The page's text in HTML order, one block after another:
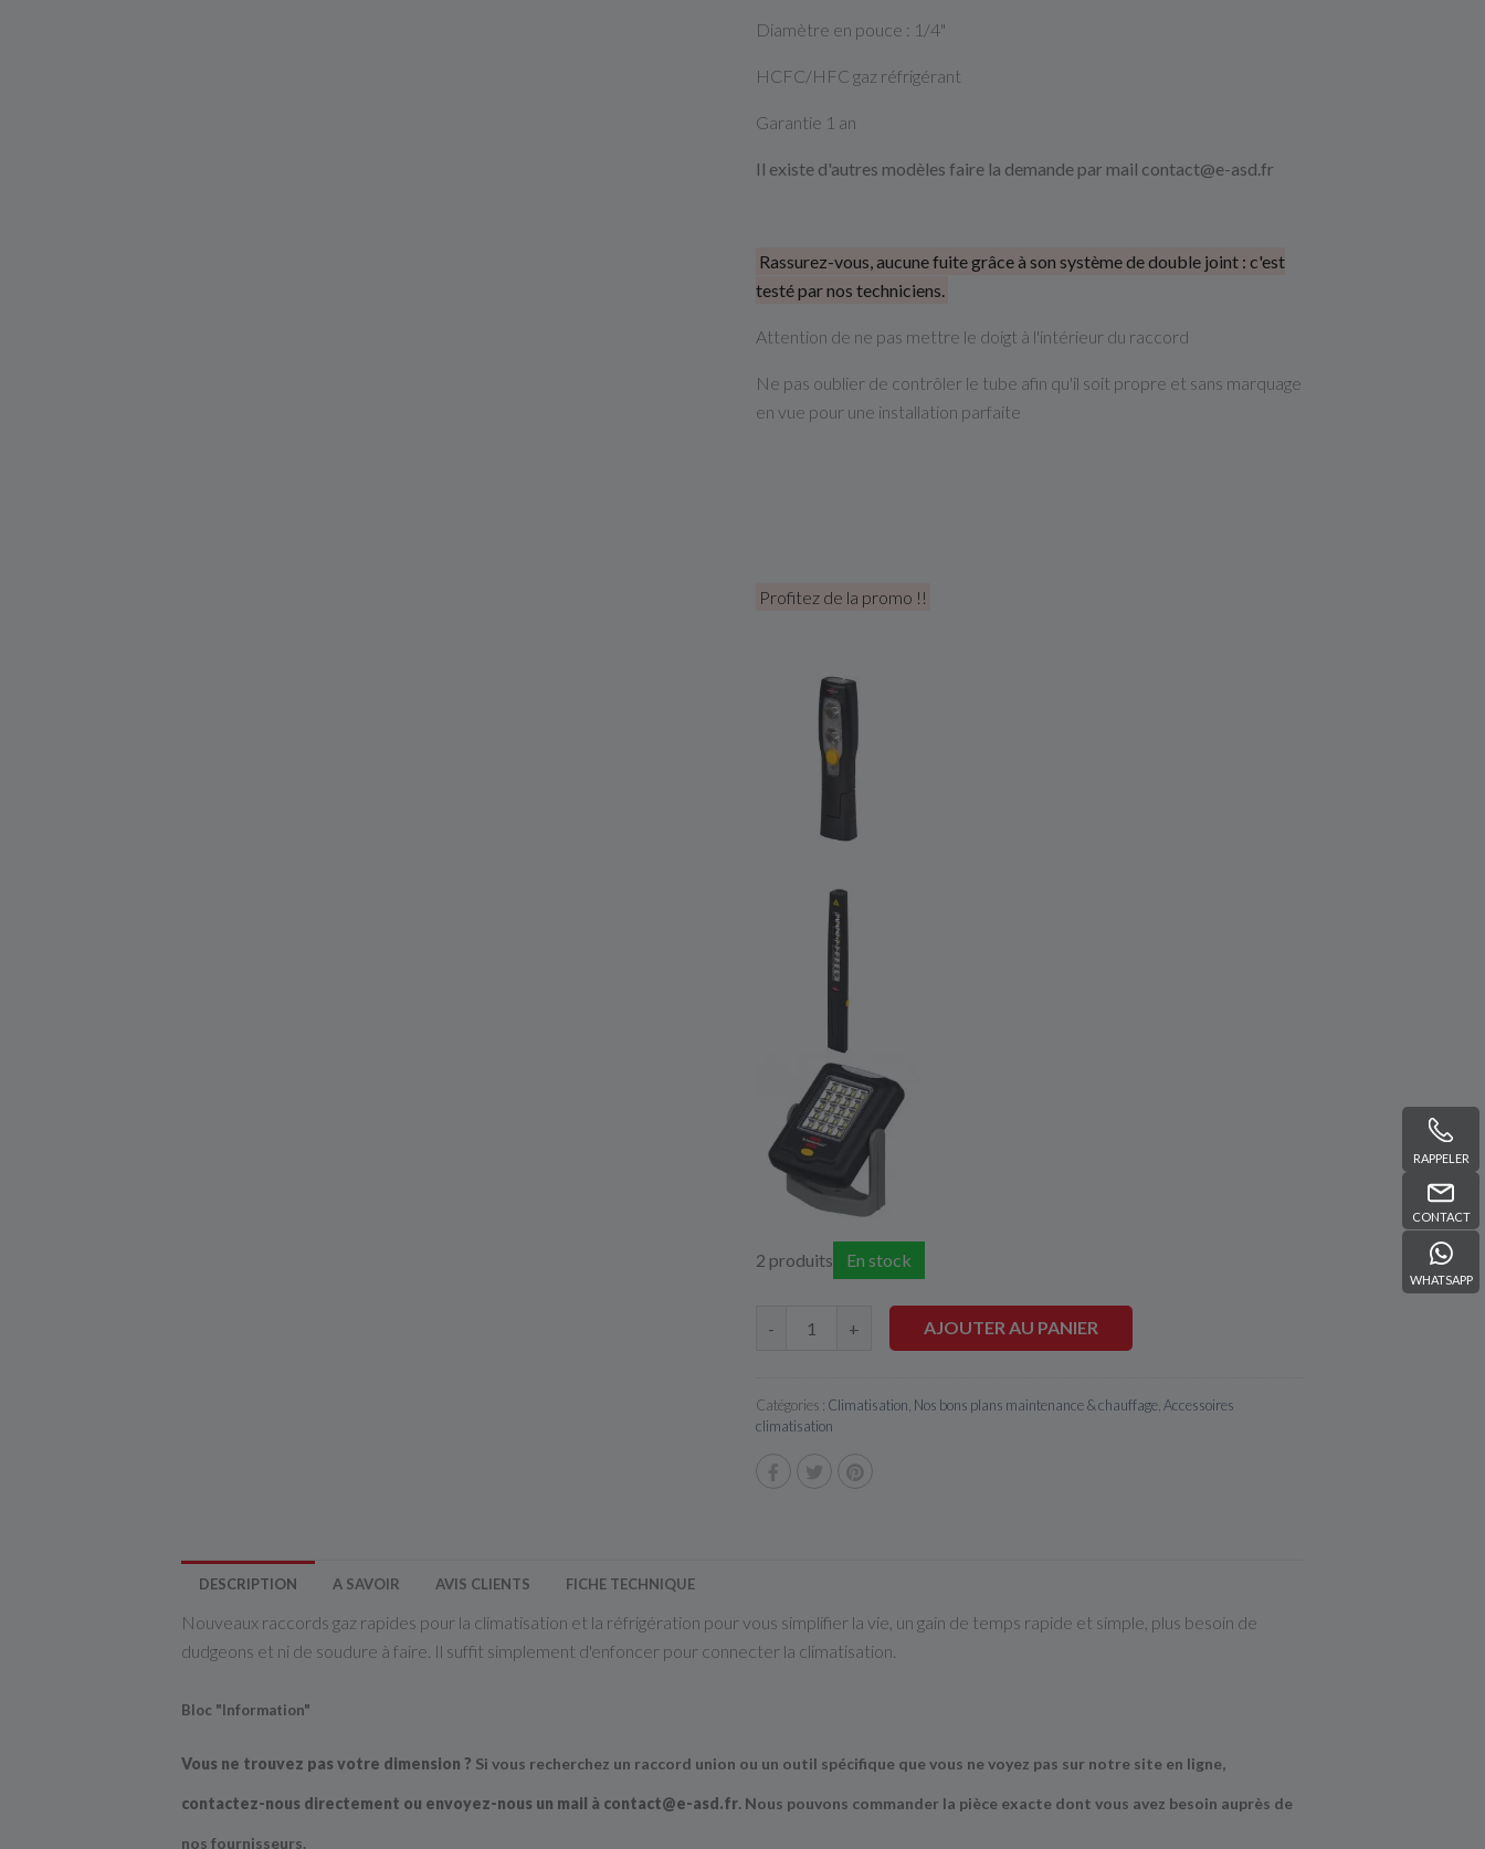
RAPPELER
CONTACT
WHATSAPP
Diamètre en pouce : 1/4"
HCFC/HFC gaz réfrigérant
Garantie 1 an
Il existe d'autres modèles faire la demande par mail contact@e-asd.fr
Rassurez-vous, aucune fuite grâce à son système de double joint : c'est
testé par nos techniciens.
Attention de ne pas mettre le doigt à l'intérieur du raccord
Ne pas oublier de contrôler le tube afin qu'il soit propre et sans marquage
en vue pour une installation parfaite
Profitez de la promo !!
2 produits En stock
- + AJOUTER AU PANIER
Catégories : Climatisation, Nos bons plans maintenance & chauffage,Accessoires
climatisation
DESCRIPTION A SAVOIR AVIS CLIENTS FICHE TECHNIQUE
Nouveaux raccords gaz rapides pour la climatisation et la réfrigération pour vous simplifier la vie, un gain de temps rapide et simple, plus besoin de
dudgeons et ni de soudure à faire. Il suffit simplement d'enfoncer pour connecter la climatisation.
Bloc "Information"
Vous ne trouvez pas votre dimension ? Si vous recherchez un raccord union ou un outil spécifique que vous ne voyez pas sur notre site en ligne,
contactez-nous directement ou envoyez-nous un mail à contact@e-asd.fr. Nous pouvons commander la pièce exacte dont vous avez besoin auprès de
nos fournisseurs.